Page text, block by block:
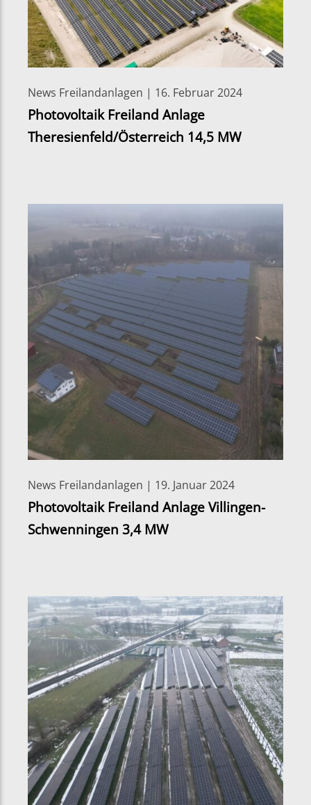
News Freilandanlagen | 16. Februar 2024
Photovoltaik Freiland Anlage
Theresienfeld/Österreich 14,5 MW
News Freilandanlagen | 19. Januar 2024
Photovoltaik Freiland Anlage Villingen-
Schwenningen 3,4 MW